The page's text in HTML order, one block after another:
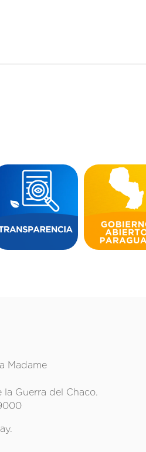
Madame
la Guerra del Chaco.